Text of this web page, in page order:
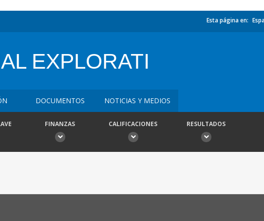
Esta página en:
EXPLORATI
DOCUMENTOS NOTICIAS Y MEDIOS
FINANZAS CALIFICACIONES RESULTADOS